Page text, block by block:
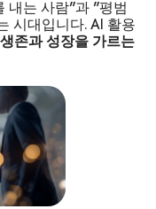
내는 사람"과 "평범
시대입니다. AI 활용
생존과 성장을 가르는